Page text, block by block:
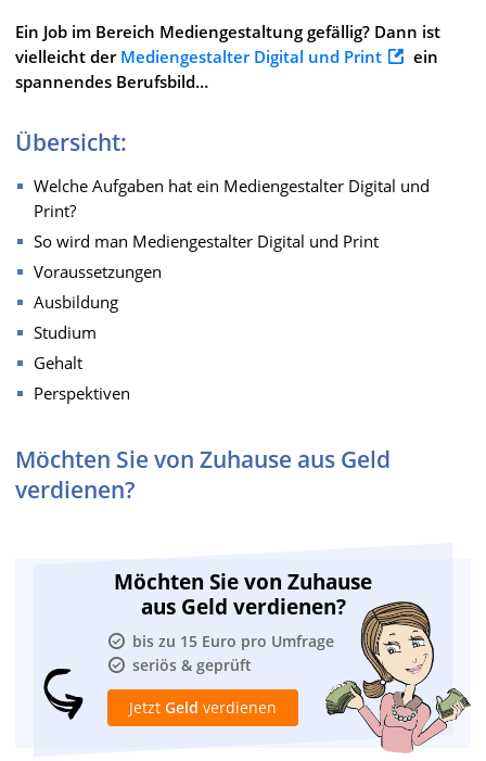
Ein Job im Bereich Mediengestaltung gefällig? Dann ist
vielleicht der Mediengestalter Digital und Print
ein
spannendes Berufsbild…
Übersicht:
Welche Aufgaben hat ein Mediengestalter Digital und
Print?
So wird man Mediengestalter Digital und Print
Voraussetzungen
Ausbildung
Studium
Gehalt
Perspektiven
Möchten Sie von Zuhause aus Geld
verdienen?
Möchten Sie von Zuhause
aus Geld verdienen?
bis zu 15 Euro pro Umfrage
seriös & geprüft
Jetzt Geld verdienen